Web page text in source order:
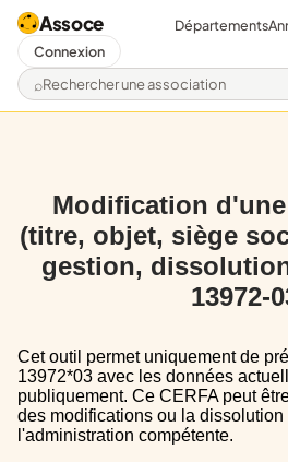
Assoce
Rechercher une association
Départements
Connexion
Modification
(titre, objet, siège
gestion,
13972-
Cet outil permet uniquement de pré-remplir le CERFA
13972*03 avec les données
publiquement. Ce CERFA peut
des modifications ou la
l'administration compétente.